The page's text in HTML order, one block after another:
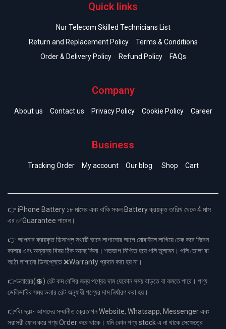
Quick links
Nur Telecom Skilled Technicians List
Return and Replacement Policy
Terms & Conditions
Order & Delivery Policy
Refund Policy FAQs
Company
About us Contact us Privacy Policy Cookie Policy Career
Business
Tracking Order My account Our blog Shop Cart
👉 iPhone Battery ১৮ মাসের এবং বাকি সকল Battery ক্রয়কৃত তারিখ থেকে 4 মাস
এর ✅Guarantee পাবেন।
👉 আপনার ক্রয়কৃত ডিসপ্লে স্থায়ী ভাবে লাগানোর আগে মোবাইলে লাগিয়ে চেক করে নিবেন
কালার এবং অন্যান্য বিষয় ঠিক আছে কিনা। শতভাগ নিশ্চিত হয়ে পলি তুলবেন। পলি তোলা বা
আঠা লাগানো ডিসপ্লেতে ❌Warranty প্রদান করা হয় না।
👉ডলারের(💲) রেট কম বেশির জন্য পণ্যের দাম যেকোন সময় বাড়তে বা কমতে পারে। পণ্য
ডেলিভারির সময় ডলার রেট অনুযায়ী পণ্যের দাম নির্ধারণ করা হয়।
👉বিঃ দ্রঃ- আমাদের সম্মানীত ক্রেতাগন Website, Whatsapp, Messenger এবং
সরাসরী ফোন করে পণ্য Order করে থাকে। যদি কোন পণ্য stock এ না থাকে সেক্ষেত্রে